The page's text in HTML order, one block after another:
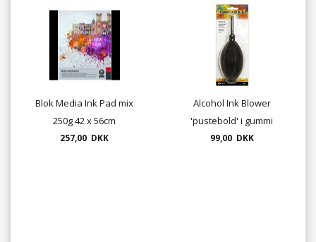
Blok Media Ink Pad mix
250g 42 x 56cm
257,00 DKK
Alcohol Ink Blower
'pustebold' i gummi
(udgår - 1 stk tilbage)
99,00 DKK